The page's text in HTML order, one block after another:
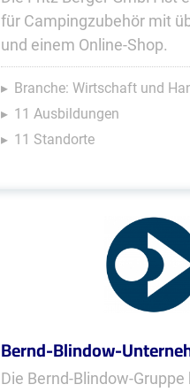
für Campingzubehör mit
und einem Online-Shop.
Branche: Wirtschaft und
11 Ausbildungen
11 Standorte
Bernd-Blindow-
Die Bernd-Blindow-Gruppe